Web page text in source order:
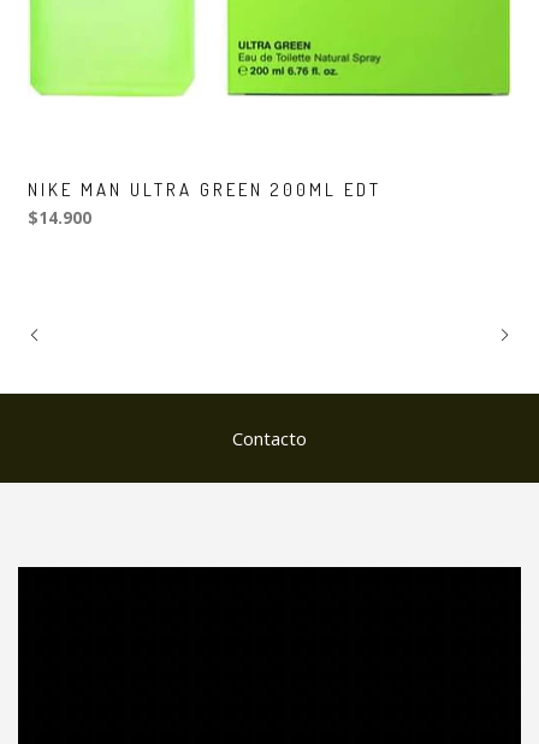
NIKE MAN ULTRA GREEN 200ML EDT
$14.900
Contacto